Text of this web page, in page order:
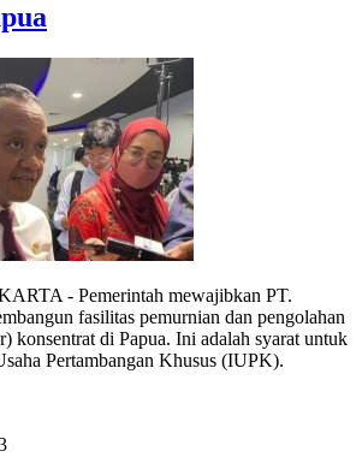
- Pemerintah mewajibkan PT.
fasilitas pemurnian dan pengolahan
konsentrat di Papua. Ini adalah syarat untuk
Pertambangan Khusus (IUPK).